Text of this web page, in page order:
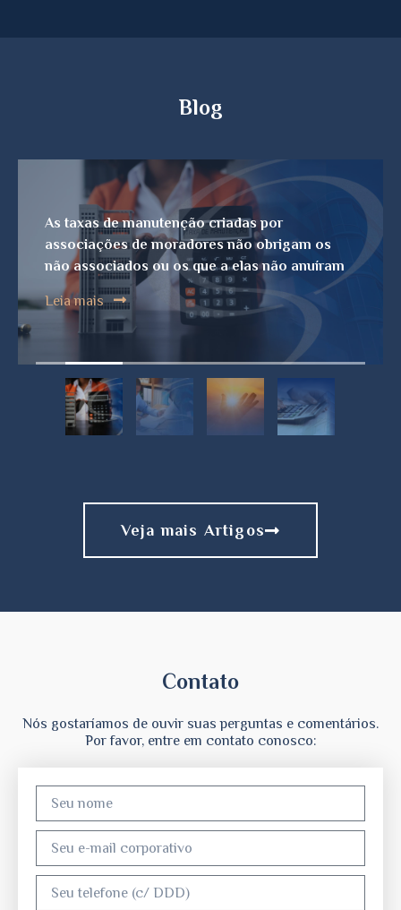
Blog
As taxas de manutenção criadas por
associações de moradores não obrigam os
não associados ou os que a elas não anuíram
Leia mais
Veja mais Artigos
Contato
Nós gostaríamos de ouvir suas perguntas e comentários.
Por favor, entre em contato conosco: